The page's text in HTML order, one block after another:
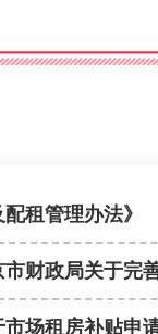
租管理办法》
市财政局关于
市场租房补贴申